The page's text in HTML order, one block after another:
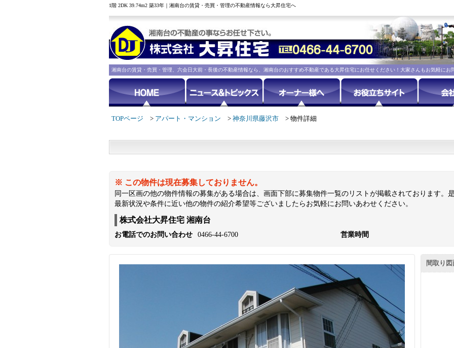
1階 2DK 39.74m2 築33年｜湘南台の賃貸・売買・管理の不動産情報なら大昇住宅へ
湘南台の賃貸・売買・管理、六会日大前・長後の不動産情報なら、湘南台のおすすめ不動産である大昇住宅にお任せください！大家さんもお気軽にお
TOPページ アパート・マンション 神奈川県藤沢市 物件詳細
※ この物件は現在募集しておりません。
同一区画の他の物件情報の募集がある場合は、画面下部に募集物件一覧のリストが掲載されております。
最新状況や条件に近い他の物件の紹介希望等ございましたらお気軽にお問いあわせください。
株式会社大昇住宅 湘南台
お電話でのお問い合わせ 0466-44-6700 営業時間
間取り図